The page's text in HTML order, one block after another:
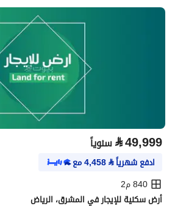
⃁49,999 سنوياً
ادفع شهرياً⃁
4,458مع
840 م2
أرض سكنية للإيجار في المشرق، الرياض